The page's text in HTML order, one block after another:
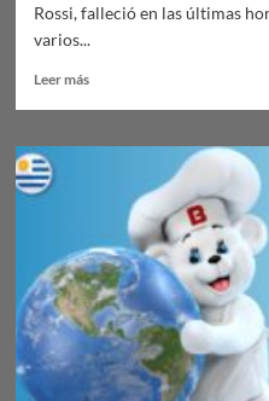
Rossi, falleció en las últimas
varios...
Leer másLeer
Falleció